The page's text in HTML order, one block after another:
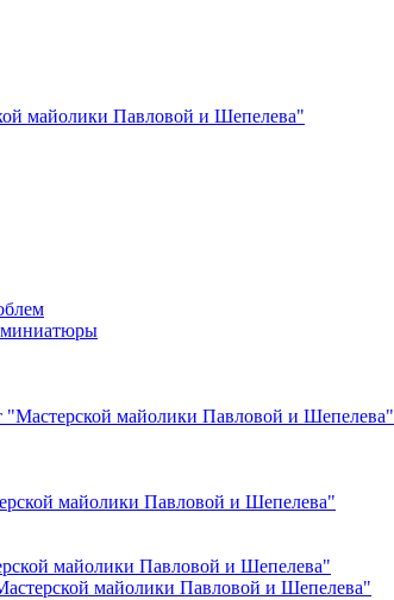
майолики Павловой и Шепелева"
миниатюры
майолики Павловой и Шепелева"
майолики Павловой и Шепелева"
майолики Павловой и Шепелева"
майолики Павловой и Шепелева"